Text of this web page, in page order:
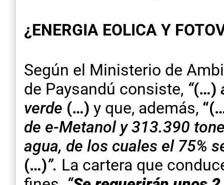
¿ENERGIA EOLICA Y
Según el Ministerio de
de Paysandú consiste, “(…)
verde (…) y que, además, “
de e-Metanol y 313.390
agua, de los cuales el 75%
(…)”. La cartera que